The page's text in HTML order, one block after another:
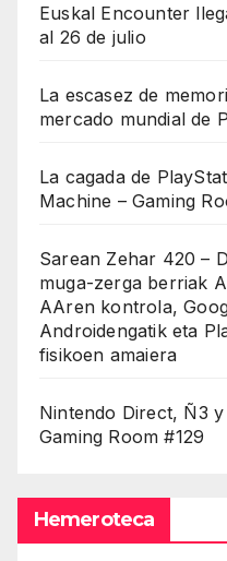
Euskal Encounter
al 26 de julio
La escasez de
mercado mundial de
La cagada de
Machine – Gaming
Sarean Zehar 420 –
muga-zerga berriak
AAren kontrola,
Androidengatik eta
fisikoen amaiera
Nintendo Direct, Ñ3
Gaming Room #129
Hemeroteca